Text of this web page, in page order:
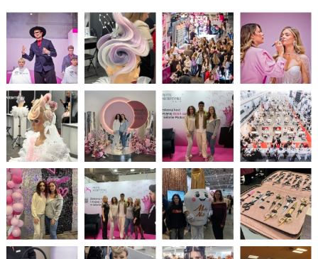
PROCEDURY NAUKI ZDALNEJ
BIBLIOTEKA SZKOLNA - GODZINY OTWARCIA
ZDJĘCIA GRUPOWE 2022 - 2023
LINK DO WYPOŻYCZEŃ ON-LINE - BIBLIOTEKA
HARMONOGRAM MATURY 2025
EGZAMIN POTWIERDZAJĄCY KWALIFIKACJE W ZAWODZIE CZERWIEC
2026
"WIĘCEJ PRAKTYKI" - 2019 - 2021
"SZKOLIMY ZAWODOWO W POWIECIE OLESKIM” - 2018-2020
LINKI DO PRZETARGÓW 2020 - 2022